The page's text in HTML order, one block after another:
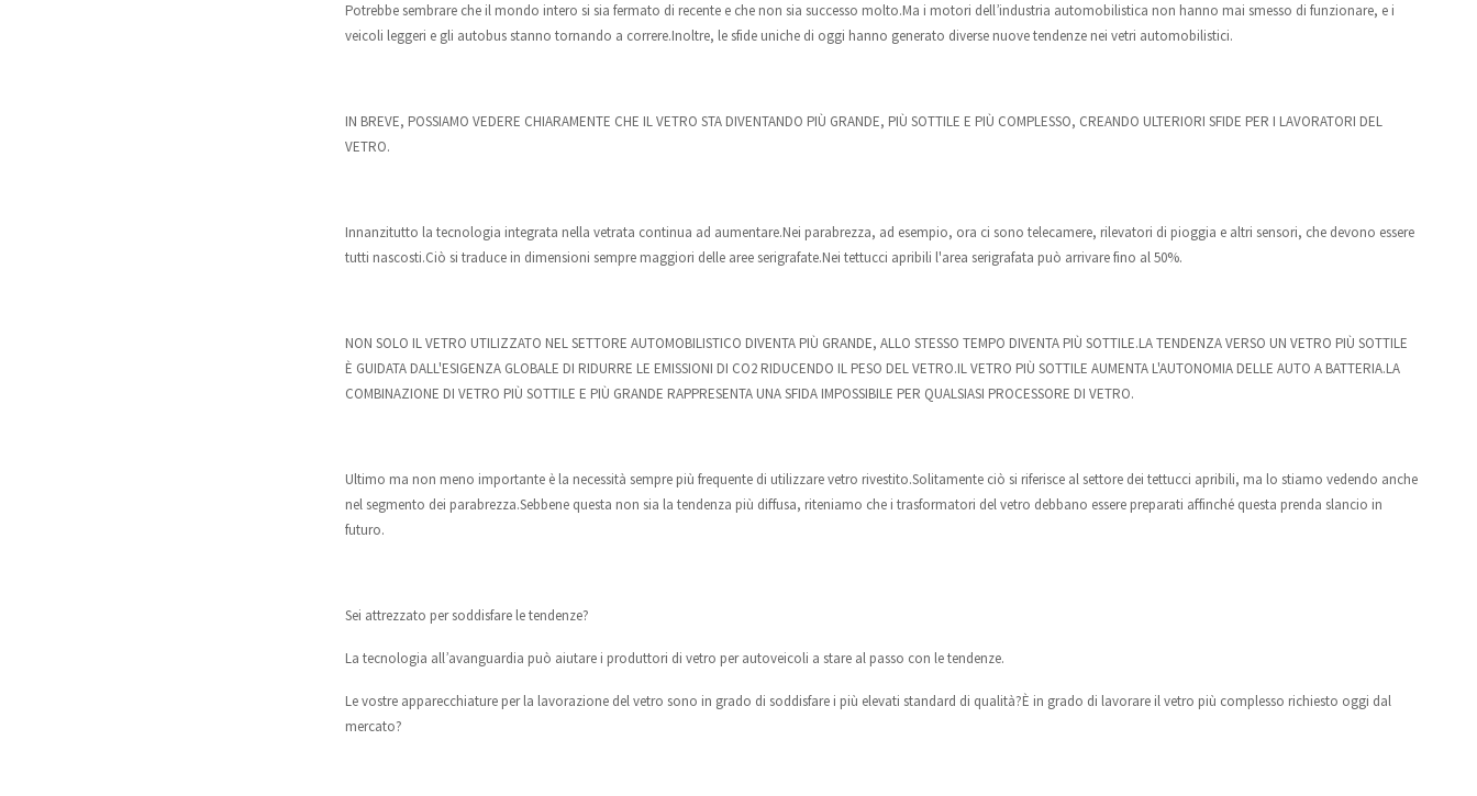
Potrebbe sembrare che il mondo intero si sia fermato di recente e che non sia successo molto.Ma i motori dell’industria automobilistica non hanno mai smesso di funzionare, e i
veicoli leggeri e gli autobus stanno tornando a correre.Inoltre, le sfide uniche di oggi hanno generato diverse nuove tendenze nei vetri automobilistici.
IN BREVE, POSSIAMO VEDERE CHIARAMENTE CHE IL VETRO STA DIVENTANDO PIÙ GRANDE, PIÙ SOTTILE E PIÙ COMPLESSO, CREANDO ULTERIORI SFIDE PER I LAVORATORI DEL
VETRO.
Innanzitutto la tecnologia integrata nella vetrata continua ad aumentare.Nei parabrezza, ad esempio, ora ci sono telecamere, rilevatori di pioggia e altri sensori, che devono essere
tutti nascosti.Ciò si traduce in dimensioni sempre maggiori delle aree serigrafate.Nei tettucci apribili l'area serigrafata può arrivare fino al 50%.
NON SOLO IL VETRO UTILIZZATO NEL SETTORE AUTOMOBILISTICO DIVENTA PIÙ GRANDE, ALLO STESSO TEMPO DIVENTA PIÙ SOTTILE.LA TENDENZA VERSO UN VETRO PIÙ SOTTILE
È GUIDATA DALL'ESIGENZA GLOBALE DI RIDURRE LE EMISSIONI DI CO2 RIDUCENDO IL PESO DEL VETRO.IL VETRO PIÙ SOTTILE AUMENTA L'AUTONOMIA DELLE AUTO A BATTERIA.LA
COMBINAZIONE DI VETRO PIÙ SOTTILE E PIÙ GRANDE RAPPRESENTA UNA SFIDA IMPOSSIBILE PER QUALSIASI PROCESSORE DI VETRO.
Ultimo ma non meno importante è la necessità sempre più frequente di utilizzare vetro rivestito.Solitamente ciò si riferisce al settore dei tettucci apribili, ma lo stiamo vedendo anche
nel segmento dei parabrezza.Sebbene questa non sia la tendenza più diffusa, riteniamo che i trasformatori del vetro debbano essere preparati affinché questa prenda slancio in
futuro.
Sei attrezzato per soddisfare le tendenze?
La tecnologia all’avanguardia può aiutare i produttori di vetro per autoveicoli a stare al passo con le tendenze.
Le vostre apparecchiature per la lavorazione del vetro sono in grado di soddisfare i più elevati standard di qualità?È in grado di lavorare il vetro più complesso richiesto oggi dal
mercato?